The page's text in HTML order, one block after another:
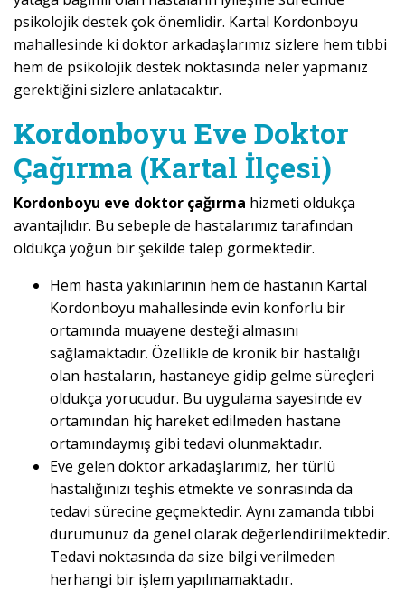
psikolojik destek çok önemlidir. Kartal Kordonboyu
mahallesinde ki doktor arkadaşlarımız sizlere hem tıbbi
hem de psikolojik destek noktasında neler yapmanız
gerektiğini sizlere anlatacaktır.
Kordonboyu Eve Doktor
Çağırma (Kartal İlçesi)
Kordonboyu eve doktor çağırma hizmeti oldukça
avantajlıdır. Bu sebeple de hastalarımız tarafından
oldukça yoğun bir şekilde talep görmektedir.
Hem hasta yakınlarının hem de hastanın Kartal
Kordonboyu mahallesinde evin konforlu bir
ortamında muayene desteği almasını
sağlamaktadır. Özellikle de kronik bir hastalığı
olan hastaların, hastaneye gidip gelme süreçleri
oldukça yorucudur. Bu uygulama sayesinde ev
ortamından hiç hareket edilmeden hastane
ortamındaymış gibi tedavi olunmaktadır.
Eve gelen doktor arkadaşlarımız, her türlü
hastalığınızı teşhis etmekte ve sonrasında da
tedavi sürecine geçmektedir. Aynı zamanda tıbbi
durumunuz da genel olarak değerlendirilmektedir.
Tedavi noktasında da size bilgi verilmeden
herhangi bir işlem yapılmamaktadır.